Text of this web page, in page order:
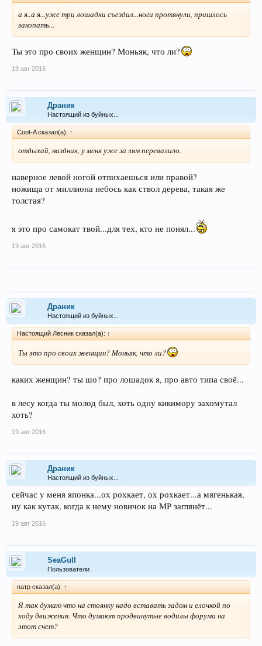
а я..а я...уже три лошадки съездил...ноги протянули, пришлось
закопать...
Ты это про своих женщин? Моньяк, что ли?
19 авг 2016
Драник
Настоящий из буйных...
Coot-A сказал(а): ↑
отдыхай, наздник, у меня уже за лям перевалило.
наверное левой ногой отпихаешься или правой?
ножища от миллиона небось как ствол дерева, такая же
толстая?
я это про самокат твой...для тех, кто не понял...
19 авг 2016
Драник
Настоящий из буйных...
Настоящий Лесник сказал(а): ↑
Ты это про своих женщин? Моньяк, что ли?
каких женщин? ты шо? про лошадок я, про авто типа своё...
в лесу когда ты молод был, хоть одну кикимору захомутал
хоть?
19 авг 2016
Драник
Настоящий из буйных...
сейчас у меня японка...ох рохкает, ох рохкает...а мягенькая,
ну как кутак, когда к нему новичок на МР заглянёт...
19 авг 2016
SeaGull
Пользователи
патр сказал(а): ↑
Я так думаю что на стоянку надо вставать задом и елочкой по
ходу движения. Что думают продвинутые водилы форума на
этот счет?